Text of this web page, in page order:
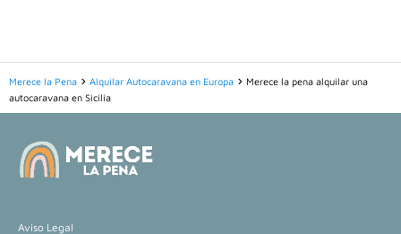
Merece la Pena Alquilar Autocaravana en Europa
Merece la pena alquilar una
autocaravana en Sicilia
Aviso Legal